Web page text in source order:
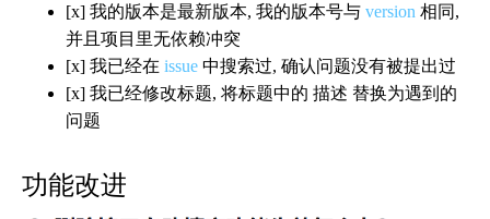
[x] 我的版本是最新版本, 我的版本号与 version 相同,
并且项目里无依赖冲突
[x] 我已经在 issue 中搜索过, 确认问题没有被提出过
[x] 我已经修改标题, 将标题中的 描述 替换为遇到的
问题
功能改进